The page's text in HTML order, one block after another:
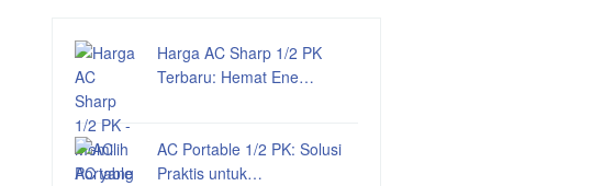
Harga AC Sharp 1/2 PK
Terbaru: Hemat Ene…
AC Portable 1/2 PK: Solusi
Praktis untuk…